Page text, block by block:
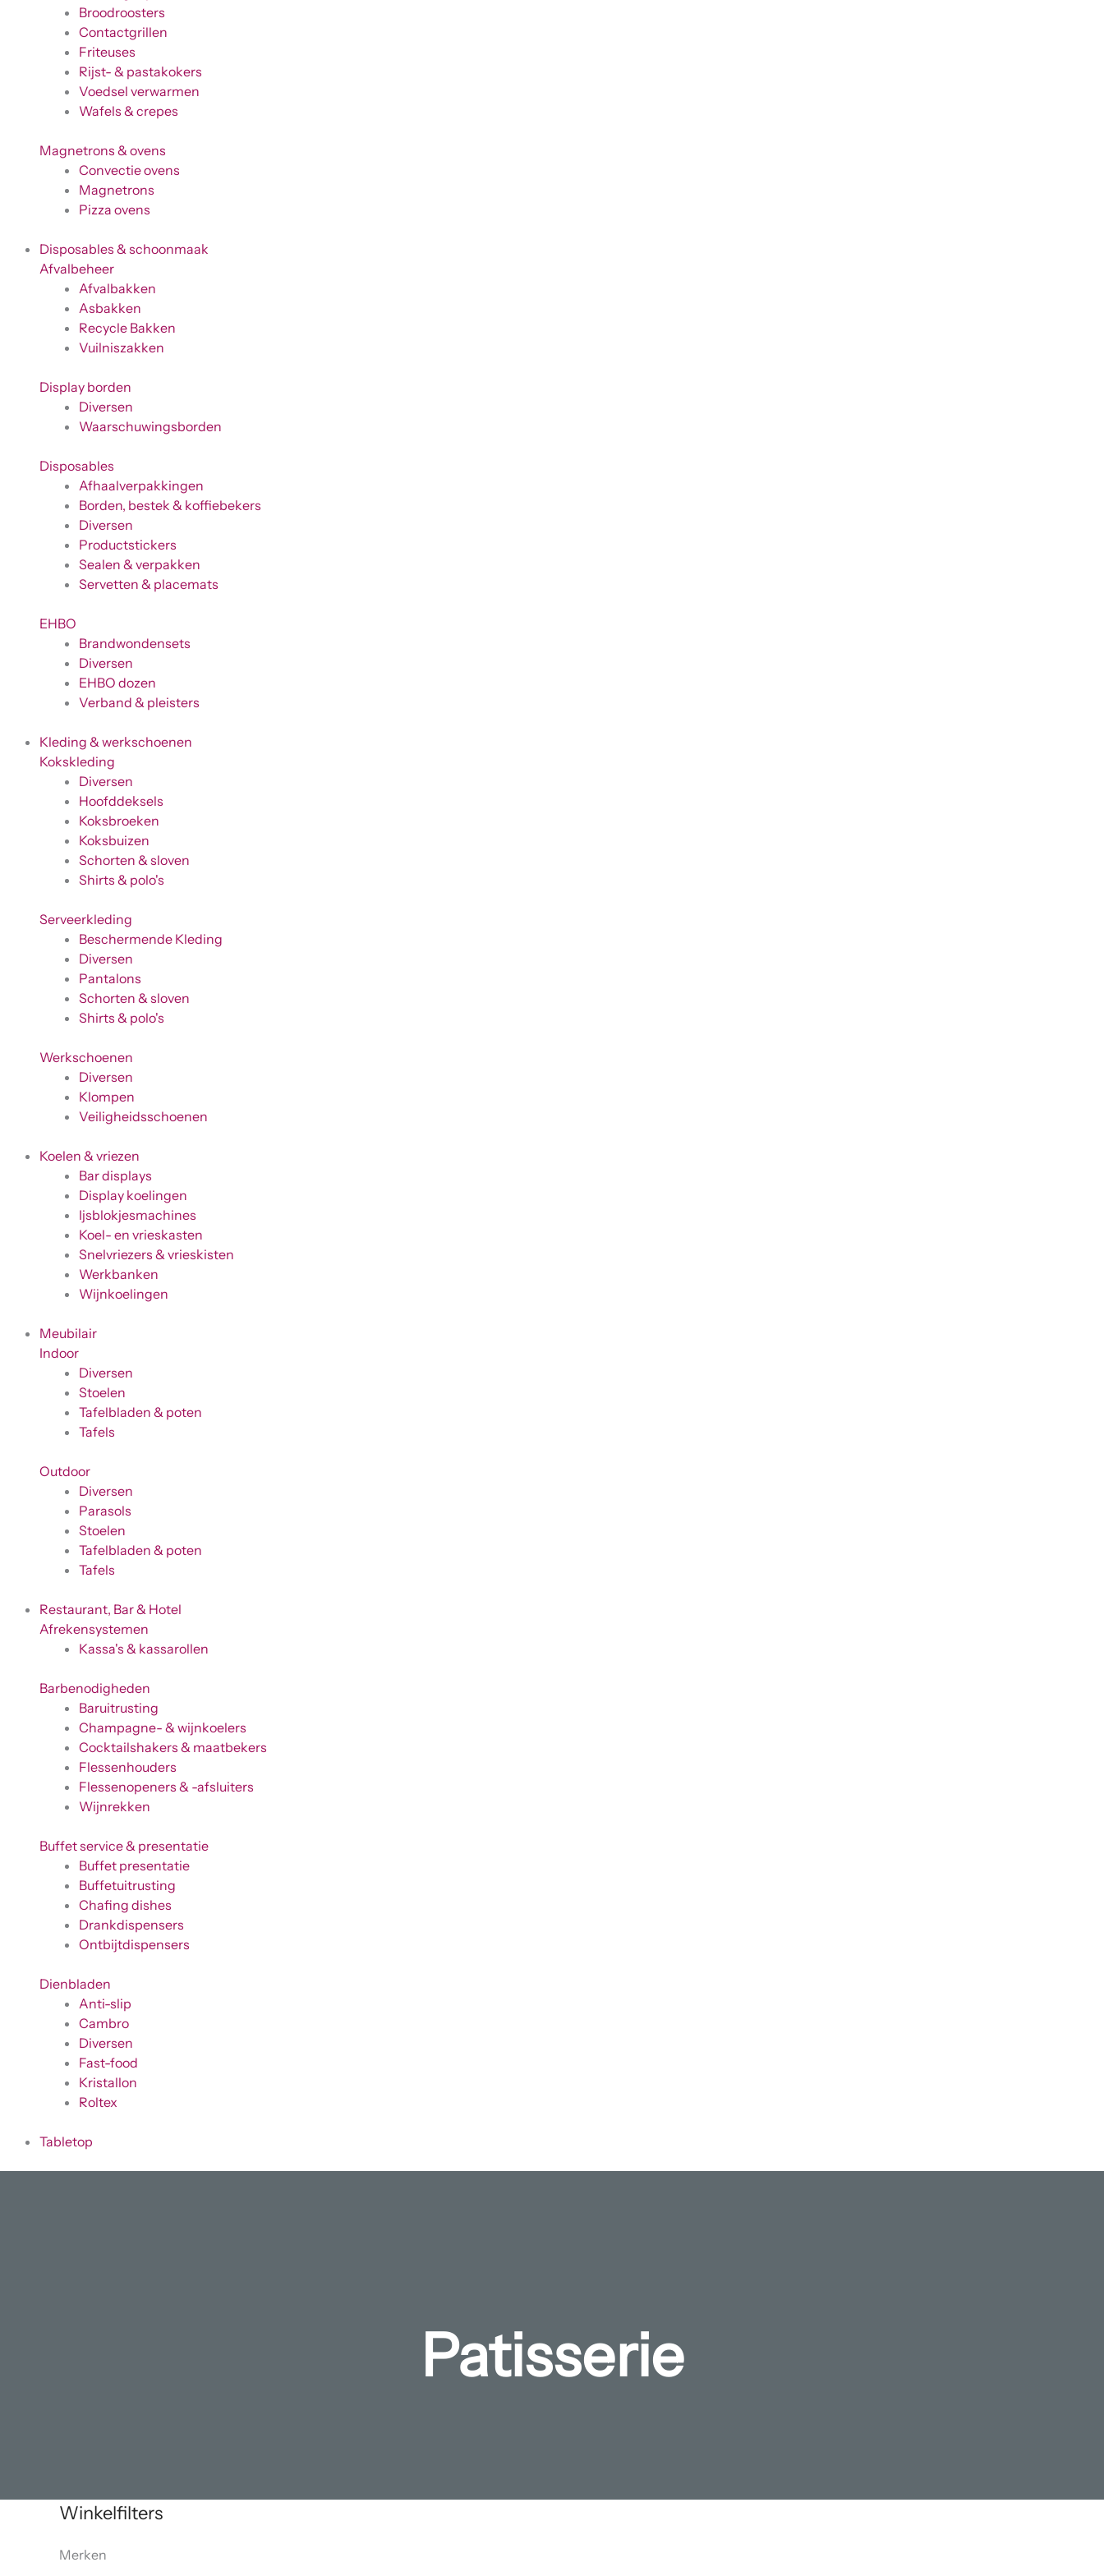
Broodroosters
Contactgrillen
Friteuses
Rijst- & pastakokers
Voedsel verwarmen
Wafels & crepes
Magnetrons & ovens
Convectie ovens
Magnetrons
Pizza ovens
Disposables & schoonmaak
Afvalbeheer
Afvalbakken
Asbakken
Recycle Bakken
Vuilniszakken
Display borden
Diversen
Waarschuwingsborden
Disposables
Afhaalverpakkingen
Borden, bestek & koffiebekers
Diversen
Productstickers
Sealen & verpakken
Servetten & placemats
EHBO
Brandwondensets
Diversen
EHBO dozen
Verband & pleisters
Kleding & werkschoenen
Kokskleding
Diversen
Hoofddeksels
Koksbroeken
Koksbuizen
Schorten & sloven
Shirts & polo's
Serveerkleding
Beschermende Kleding
Diversen
Pantalons
Schorten & sloven
Shirts & polo's
Werkschoenen
Diversen
Klompen
Veiligheidsschoenen
Koelen & vriezen
Bar displays
Display koelingen
Ijsblokjesmachines
Koel- en vrieskasten
Snelvriezers & vrieskisten
Werkbanken
Wijnkoelingen
Meubilair
Indoor
Diversen
Stoelen
Tafelbladen & poten
Tafels
Outdoor
Diversen
Parasols
Stoelen
Tafelbladen & poten
Tafels
Restaurant, Bar & Hotel
Afrekensystemen
Kassa's & kassarollen
Barbenodigheden
Baruitrusting
Champagne- & wijnkoelers
Cocktailshakers & maatbekers
Flessenhouders
Flessenopeners & -afsluiters
Wijnrekken
Buffet service & presentatie
Buffet presentatie
Buffetuitrusting
Chafing dishes
Drankdispensers
Ontbijtdispensers
Dienbladen
Anti-slip
Cambro
Diversen
Fast-food
Kristallon
Roltex
Tabletop
Patisserie
Winkelfilters
Merken